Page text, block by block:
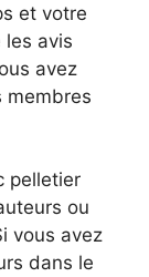
et votre
les avis
avez
membres
pelletier
ou
vous avez
dans le